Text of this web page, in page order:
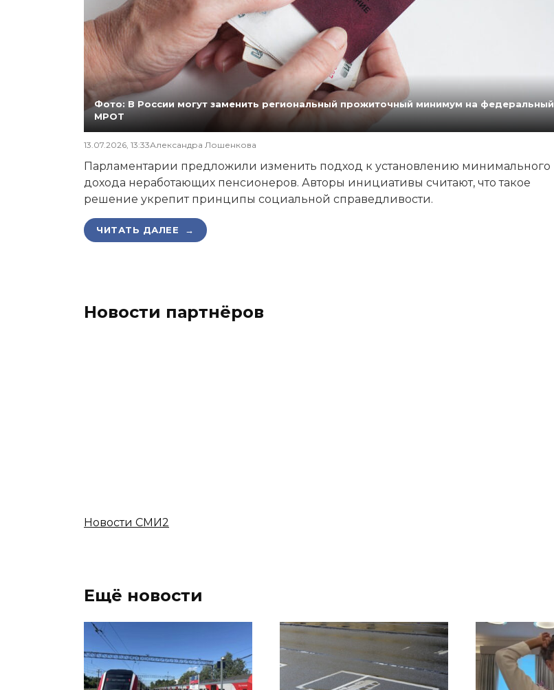
Фото: В России могут заменить региональный прожиточный минимум на федеральный
МРОТ
13.07.2026, 13:33Александра Лошенкова
Парламентарии предложили изменить подход к установлению минимального
дохода неработающих пенсионеров. Авторы инициативы считают, что такое
решение укрепит принципы социальной справедливости.
ЧИТАТЬ ДАЛЕЕ →
Новости партнёров
Новости СМИ2
Ещё новости